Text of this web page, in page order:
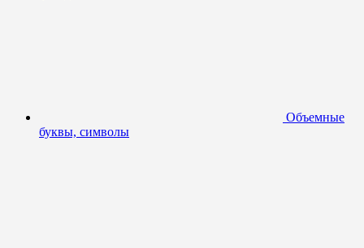
Объемные
буквы, символы